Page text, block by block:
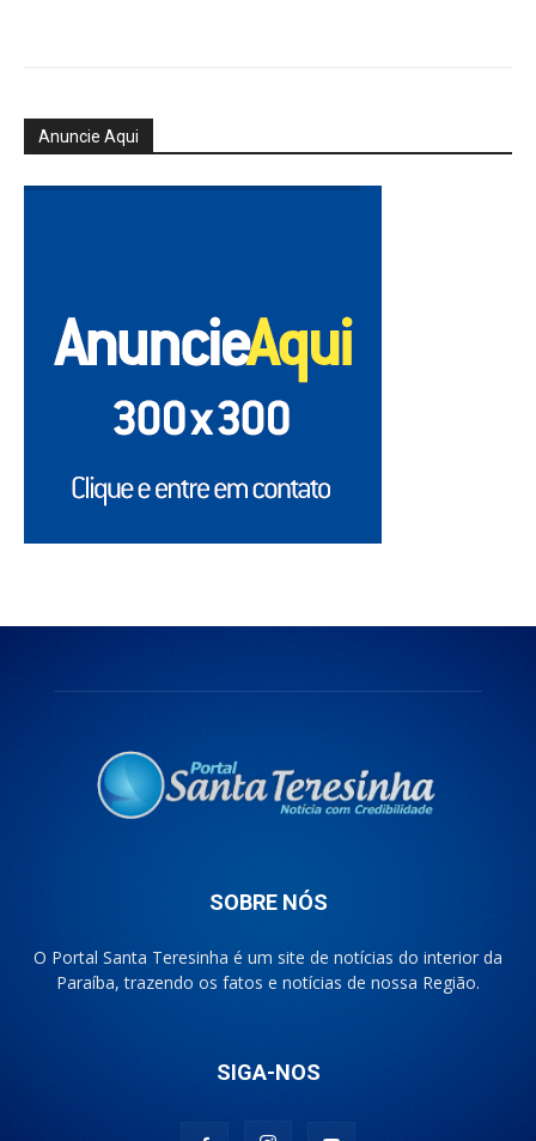
Anuncie Aqui
SOBRE NÓS
O Portal Santa Teresinha é um site de notícias do interior da
Paraíba, trazendo os fatos e notícias de nossa Região.
SIGA-NOS